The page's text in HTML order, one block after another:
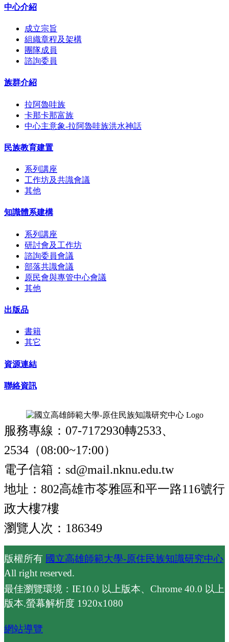
中心介紹
成立宗旨
組織章程及架構
團隊成員
諮詢委員
族群介紹
拉阿魯哇族
卡那卡那富族
中心主意象-拉阿魯哇族洪水神話
民族教育建置
系列講座
工作坊及共識會議
其他
知識體系建構
系列講座
研討會及工作坊
諮詢委員會議
部落共識會議
原民會與專管中心會議
其他
出版品
書籍
其它
資源連結
聯絡資訊
服務專線：07-7172930轉2533、
2534（08:00~17:00）
電子信箱：sd@mail.nknu.edu.tw
地址：802高雄市苓雅區和平一路116號行
政大樓7樓
瀏覽人次：186349
版權所有 國立高雄師範大學-原住民族知識研究中心
All right reserved.
最佳瀏覽環境：IE10.0 以上版本、Chrome 40.0 以上
版本.螢幕解析度 1920x1080
網站導覽